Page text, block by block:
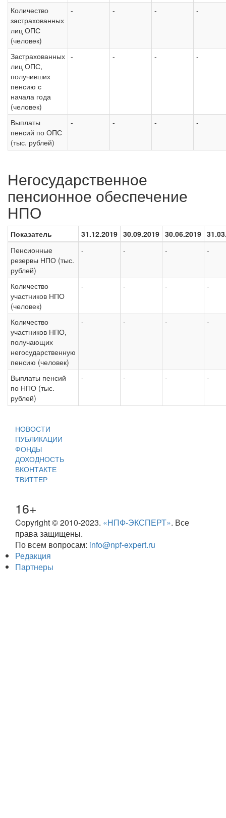
Количество
застрахованных
лиц ОПС
(человек)
- - - -
Застрахованных
лиц ОПС,
получивших
пенсию с
начала года
(человек)
- - - -
Выплаты
пенсий по ОПС
(тыс. рублей)
- - - -
Негосударственное
пенсионное обеспечение
НПО
Показатель 31.12.2019 30.09.2019 30.06.2019
Пенсионные
резервы НПО (тыс.
рублей)
- - - -
Количество
участников НПО
(человек)
- - - -
Количество
участников НПО,
получающих
негосударственную
пенсию (человек)
- - - -
Выплаты пенсий
по НПО (тыс.
рублей)
- - - -
НОВОСТИ
ПУБЛИКАЦИИ
ФОНДЫ
ДОХОДНОСТЬ
ВКОНТАКТЕ
ТВИТТЕР
16+
Copyright © 2010-2023. «НПФ-ЭКСПЕРТ». Все
права защищены.
По всем вопросам: info@npf-expert.ru
Редакция
Партнеры